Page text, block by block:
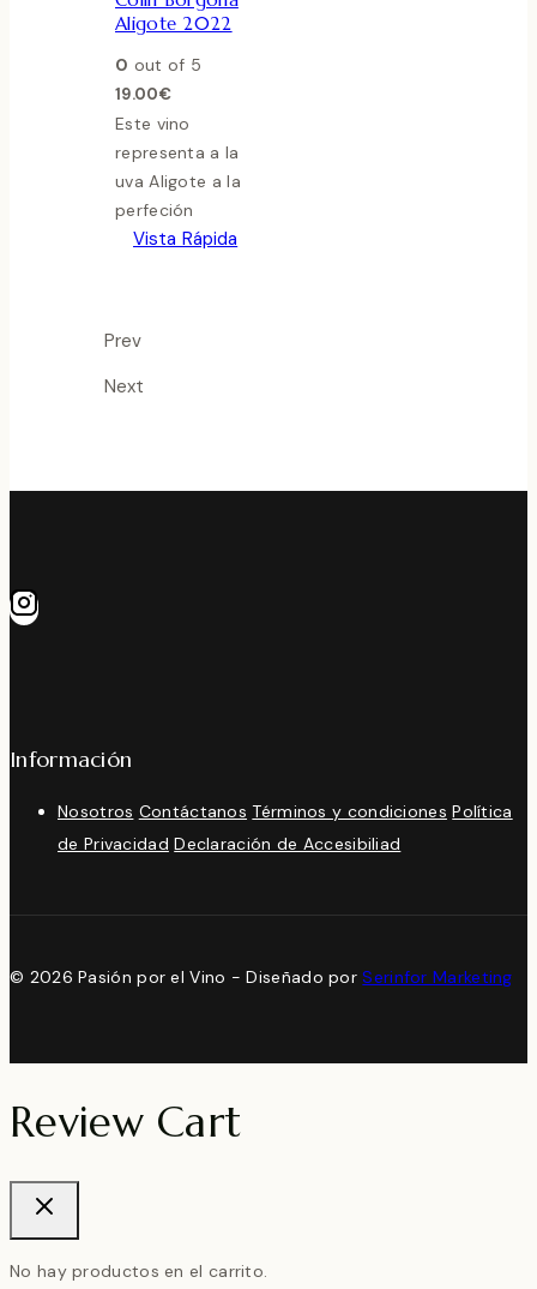
Aligote 2022
0 out of 5
19.00€
Este vino
representa a la
uva Aligote a la
perfeción
Vista Rápida
Prev
Next
Información
Nosotros Contáctanos Términos y condiciones Política
de Privacidad Declaración de Accesibiliad
© 2026 Pasión por el Vino - Diseñado porSerinfor Marketing
Review Cart
No hay productos en el carrito.